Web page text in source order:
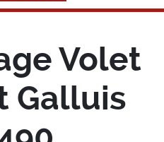
Volet
Galluis